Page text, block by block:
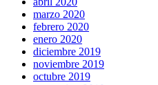
marzo 2020
febrero 2020
enero 2020
diciembre 2019
noviembre 2019
octubre 2019